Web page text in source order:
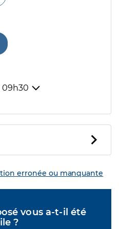
09h30
erronée ou manquante
vous a-t-il été
?